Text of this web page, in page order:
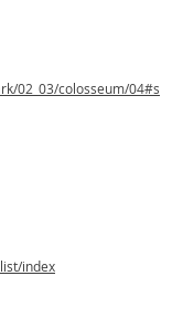
02_03/colosseum/04#s
index